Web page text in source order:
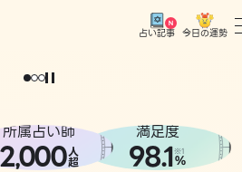
占い記事 今日の運勢
どうせなら
。
所属占い師
2,000人
超
満足度
98.1※1
%